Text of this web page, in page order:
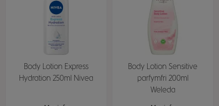
Body Lotion Express
Hydration 250ml Nivea
Body Lotion Sensitive
parfymfri 200ml
Weleda